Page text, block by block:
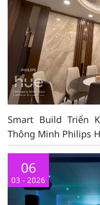
Smart Build Triển
Thông Minh Philips
06
03 - 2026